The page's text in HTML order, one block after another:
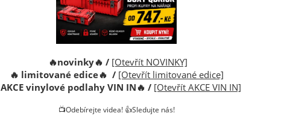
Cena s DPH:
🔥novinky🔥 / [Otevřít NOVINKY]
🔥 limitované edice🔥 / [Otevřít limitované edice]
AKCE vinylové podlahy VIN IN🔥 / [Otevřít AKCE VIN IN]
📺Odebírejte videa! 👍Sledujte nás!